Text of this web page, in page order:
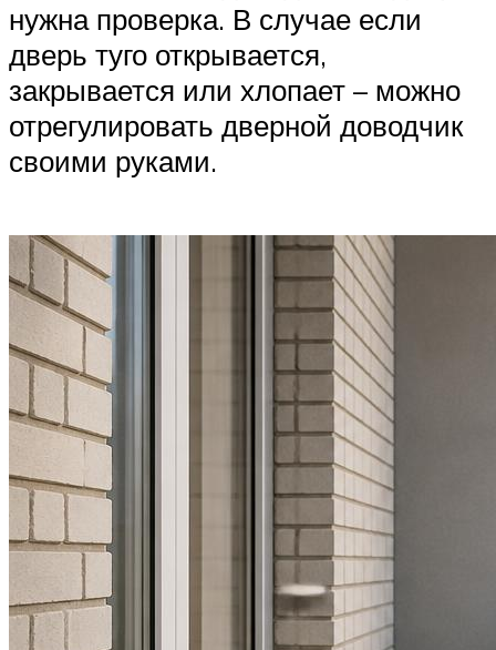
нужна проверка. В случае если
дверь туго открывается,
закрывается или хлопает – можно
отрегулировать дверной доводчик
своими руками.